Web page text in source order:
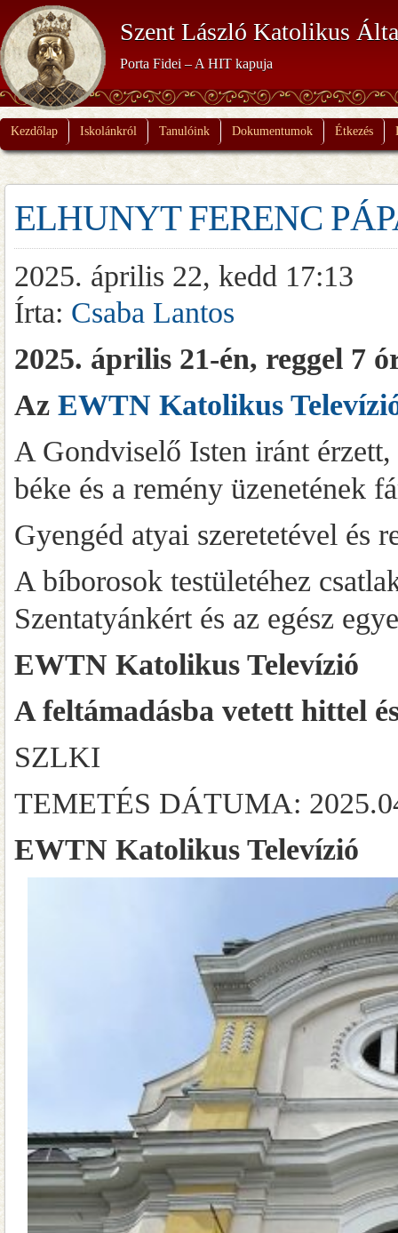
Szent László Katolikus
Porta Fidei – A HIT kapuja
Kezdőlap Iskolánkról Tanulóink Dokumentumok Étkezés
ELHUNYT FERENC
2025. április 22, kedd 17:13
Írta: Csaba Lantos
2025. április 21-én, reggel 7
Az EWTN Katolikus
A Gondviselő Isten iránt
béke és a remény üzenetének
Gyengéd atyai szeretetével és
A bíborosok testületéhez
Szentatyánkért és az egész
EWTN Katolikus Televízió
A feltámadásba vetett hittel
SZLKI
TEMETÉS DÁTUMA:
EWTN Katolikus Televízió